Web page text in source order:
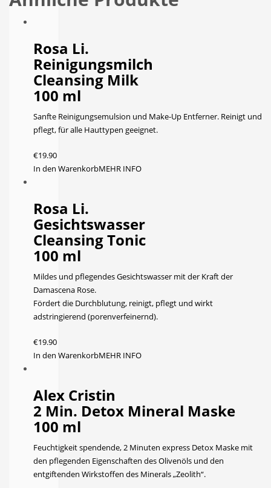
Rosa Li.
Reinigungsmilch
Cleansing Milk
100 ml
Sanfte Reinigungsemulsion und Make-Up Entferner. Reinigt und
pflegt, für alle Hauttypen geeignet.
€19.90
In den WarenkorbMEHR INFO
Rosa Li.
Gesichtswasser
Cleansing Tonic
100 ml
Mildes und pflegendes Gesichtswasser mit der Kraft der
Damascena Rose.
Fördert die Durchblutung, reinigt, pflegt und wirkt
adstringierend (porenverfeinernd).
€19.90
In den WarenkorbMEHR INFO
Alex Cristin
2 Min. Detox Mineral Maske
100 ml
Feuchtigkeit spendende, 2 Minuten express Detox Maske mit
den pflegenden Eigenschaften des Olivenöls und den
entgiftenden Wirkstoffen des Minerals „Zeolith“.